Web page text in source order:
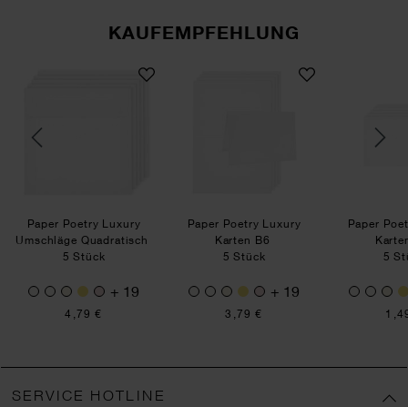
KAUFEMPFEHLUNG
Paper Poetry Luxury Umschläge Quadratisch
Paper Poetry Luxury
Umschläge Quadratisch
5 Stück
+ 19
4,79 €
Paper Poetry Luxury
Paper Poetry Luxury
Karten B6
5 Stück
+ 19
3,79 €
Paper
5
SERVICE HOTLINE